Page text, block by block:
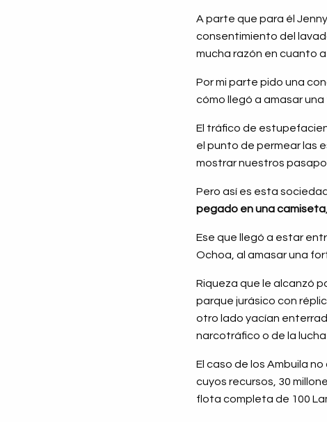
A parte que para él
consentimiento del
mucha razón en cuanto
Por mi parte pido una
cómo llegó a amasar
El tráfico de
el punto de permear las
mostrar nuestros
Pero así es esta
pegado en una camiseta
Ese que llegó a estar
Ochoa, al amasar una
Riqueza que le alcanzó
parque jurásico con
otro lado yacían
narcotráfico o de la lucha
El caso de los Ambuila
cuyos recursos, 30
flota completa de 100